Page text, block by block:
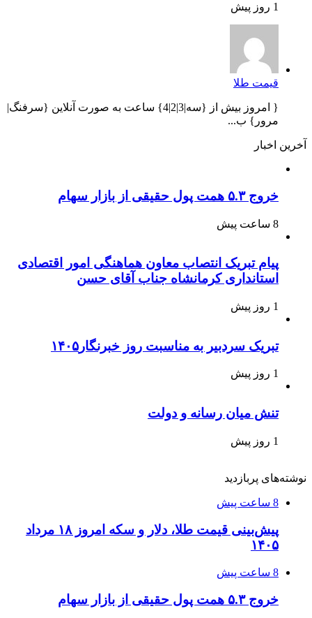
1 روز پیش
قیمت طلا
{ امروز بیش از {سه|3|2|4} ساعت به صورت آنلاین {سرفنگ|
مرور} ب...
آخرین اخبار
خروج ۵.۳ همت پول حقیقی از بازار سهام
8 ساعت پیش
پیام تبریک انتصاب معاون هماهنگی امور اقتصادی
استانداری کرمانشاه جناب آقای حسن
1 روز پیش
تبریک سردبیر به مناسبت روز خبرنگار۱۴۰۵
1 روز پیش
تنش میان رسانه و دولت
1 روز پیش
نوشته‌های پربازدید
8 ساعت پیش
پیش‌بینی قیمت طلا، دلار و سکه امروز ۱۸ مرداد
۱۴۰۵
8 ساعت پیش
خروج ۵.۳ همت پول حقیقی از بازار سهام